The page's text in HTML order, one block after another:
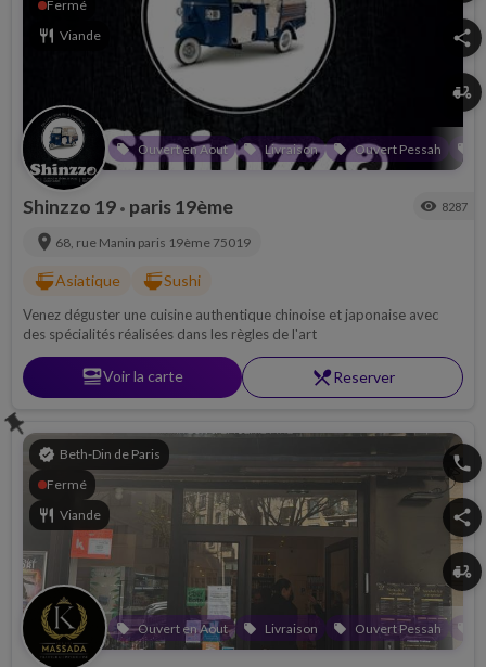
Fermé
restaurant Viande
local_offer Ouvert en Aout local_offer Livraison local_offer Ouvert Pessah local_offer
share
delivery_dining
Shinzzo 19 • paris 19ème visibility 8287
location_on 68, rue Manin paris 19ème 75019
ramen_diningAsiatique ramen_diningSushi
Venez déguster une cuisine authentique chinoise et japonaise avec
des spécialités réalisées dans les règles de l'art
set_mealVoir la carte restaurant_menuReserver
verified Beth-Din de Paris
Fermé
restaurant Viande
local_offer Ouvert en Aout local_offer Livraison local_offer Ouvert Pessah
phone
share
delivery_dining